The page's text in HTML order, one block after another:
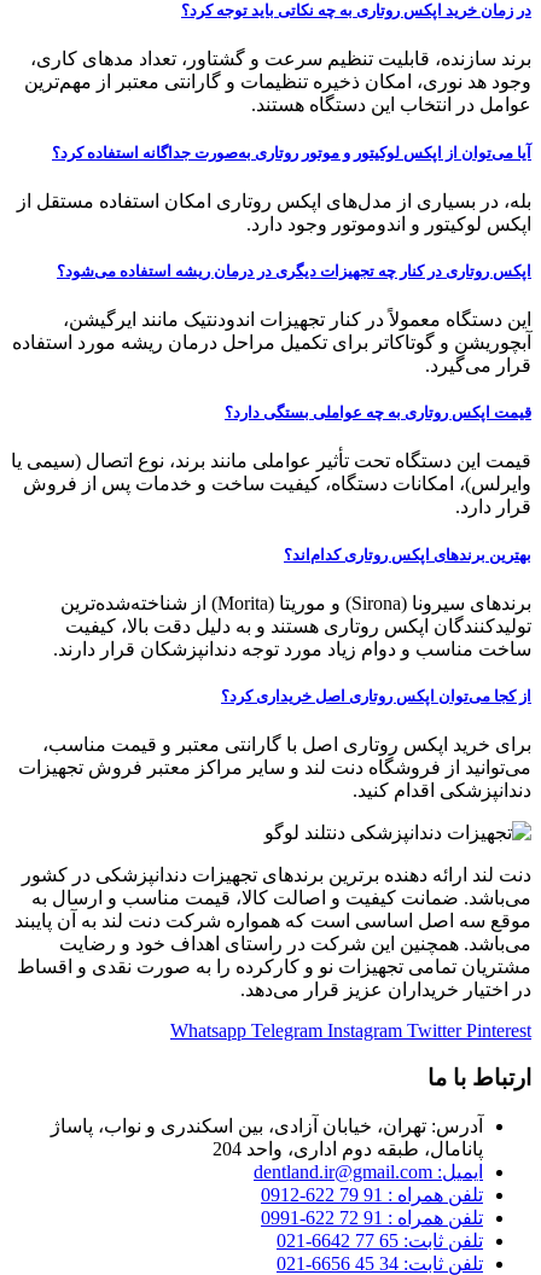
در زمان خرید اپکس روتاری به چه نکاتی باید توجه کرد؟
برند سازنده، قابلیت تنظیم سرعت و گشتاور، تعداد مدهای کاری،
وجود هد نوری، امکان ذخیره تنظیمات و گارانتی معتبر از مهم‌ترین
عوامل در انتخاب این دستگاه هستند.
آیا می‌توان از اپکس لوکیتور و موتور روتاری به‌صورت جداگانه استفاده کرد؟
بله، در بسیاری از مدل‌های اپکس روتاری امکان استفاده مستقل از
اپکس لوکیتور و اندوموتور وجود دارد.
اپکس روتاری در کنار چه تجهیزات دیگری در درمان ریشه استفاده می‌شود؟
این دستگاه معمولاً در کنار تجهیزات اندودنتیک مانند ایرگیشن،
آبچوریشن و گوتاکاتر برای تکمیل مراحل درمان ریشه مورد استفاده
قرار می‌گیرد.
قیمت اپکس روتاری به چه عواملی بستگی دارد؟
قیمت این دستگاه تحت تأثیر عواملی مانند برند، نوع اتصال (سیمی یا
وایرلس)، امکانات دستگاه، کیفیت ساخت و خدمات پس از فروش
قرار دارد.
بهترین برندهای اپکس روتاری کدام‌اند؟
برندهای سیرونا (Sirona) و موریتا (Morita) از شناخته‌شده‌ترین
تولیدکنندگان اپکس روتاری هستند و به دلیل دقت بالا، کیفیت
ساخت مناسب و دوام زیاد مورد توجه دندانپزشکان قرار دارند.
از کجا می‌توان اپکس روتاری اصل خریداری کرد؟
برای خرید اپکس روتاری اصل با گارانتی معتبر و قیمت مناسب،
می‌توانید از فروشگاه دنت لند و سایر مراکز معتبر فروش تجهیزات
دندانپزشکی اقدام کنید.
دنت لند ارائه دهنده برترین برندهای تجهیزات دندانپزشکی در کشور
می‌باشد. ضمانت کیفیت و اصالت کالا، قیمت مناسب و ارسال به
موقع سه اصل اساسی است که همواره شرکت دنت لند به آن پایبند
می‌باشد. همچنین این شرکت در راستای اهداف خود و رضایت
مشتریان تمامی تجهیزات نو و کارکرده را به صورت نقدی و اقساط
در اختیار خریداران عزیز قرار می‌دهد.
Whatsapp Telegram Instagram Twitter Pinterest
ارتباط با ما
آدرس: تهران، خیابان آزادی، بین اسکندری و نواب، پاساژ
پانامال، طبقه دوم اداری، واحد 204
ایمیل: dentland.ir@gmail.com
تلفن همراه : 91 79 622-0912
تلفن همراه : 91 72 622-0991
تلفن ثابت: 65 77 6642-021
تلفن ثابت: 34 45 6656-021